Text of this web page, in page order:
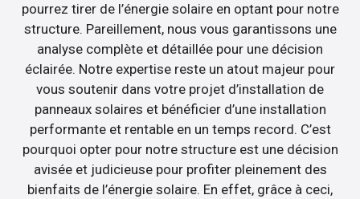
pourrez tirer de l’énergie solaire en optant pour notre
structure. Pareillement, nous vous garantissons une
analyse complète et détaillée pour une décision
éclairée. Notre expertise reste un atout majeur pour
vous soutenir dans votre projet d’installation de
panneaux solaires et bénéficier d’une installation
performante et rentable en un temps record. C’est
pourquoi opter pour notre structure est une décision
avisée et judicieuse pour profiter pleinement des
bienfaits de l’énergie solaire. En effet, grâce à ceci,